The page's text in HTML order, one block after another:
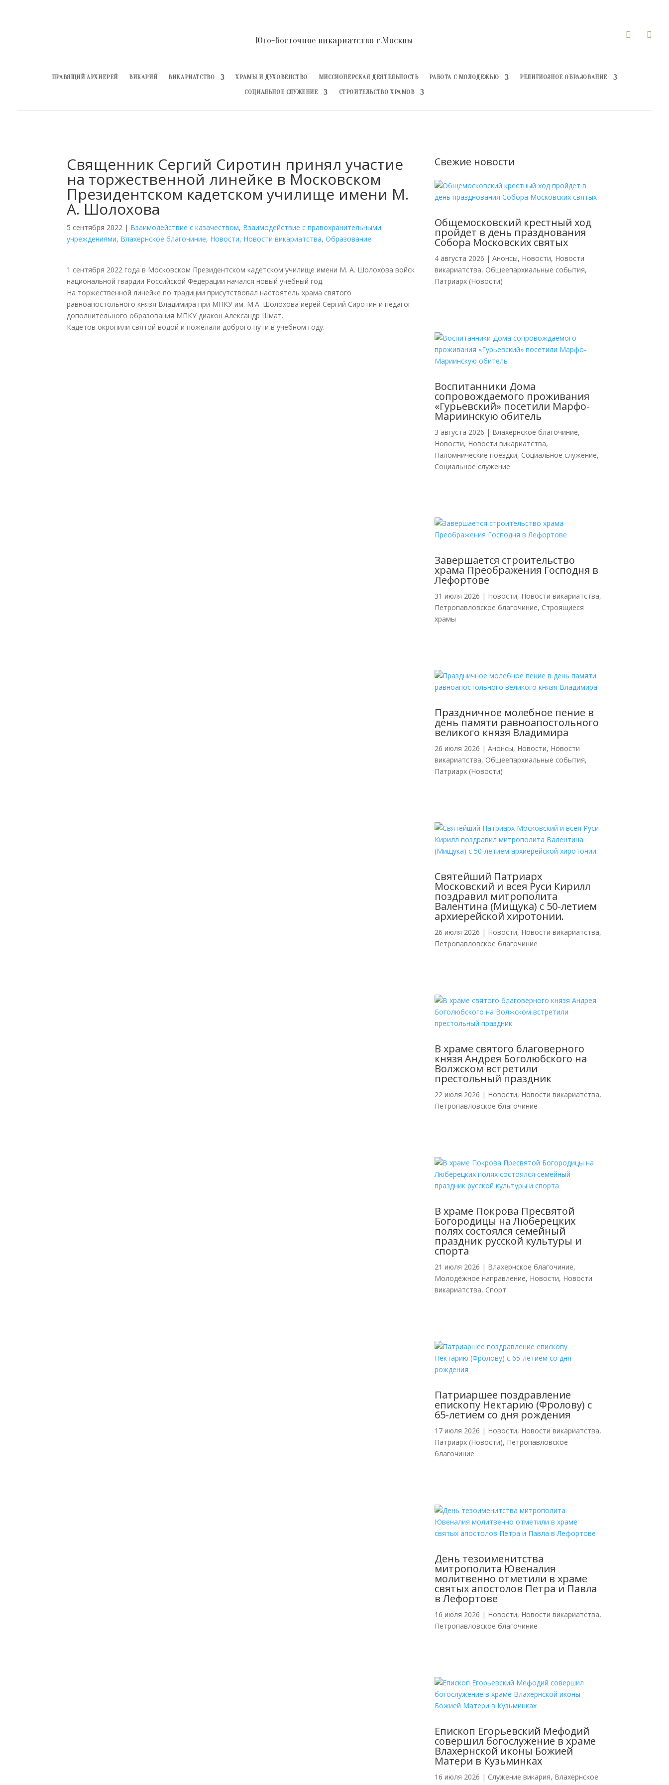
 
Юго-Восточное викариатство г.Москвы
ПРАВЯЩИЙ АРХИЕРЕЙ ВИКАРИЙ ВИКАРИАТСТВО ХРАМЫ И ДУХОВЕНСТВО МИССИОНЕРСКАЯ ДЕЯТЕЛЬНОСТЬ РАБОТА С МОЛОДЕЖЬЮ
РЕЛИГИОЗНОЕ ОБРАЗОВАНИЕ
СОЦИАЛЬНОЕ СЛУЖЕНИЕ
СТРОИТЕЛЬСТВО ХРАМОВ
Священник Сергий Сиротин принял участие
на торжественной линейке в Московском
Президентском кадетском училище имени М.
А. Шолохова
5 сентября 2022 | Взаимодействие с казачеством, Взаимодействие с правохранительными
учреждениями, Влахернское благочиние, Новости, Новости викариатства,Образование
1 сентября 2022 года в Московском Президентском кадетском училище имени М. А. Шолохова войск
национальной гвардии Российской Федерации начался новый учебный год.
На торжественной линейке по традиции присутствовал настоятель храма святого
равноапостольного князя Владимира при МПКУ им. М.А. Шолохова иерей Сергий Сиротин и педагог
дополнительного образования МПКУ диакон Александр Шмат.
Кадетов окропили святой водой и пожелали доброго пути в учебном году.
Свежие новости
Общемосковский крестный ход
пройдет в день празднования
Собора Московских святых
4 августа 2026 | Анонсы, Новости, Новости
викариатства, Общеепархиальные события,
Патриарх (Новости)
Воспитанники Дома
сопровождаемого проживания
«Гурьевский» посетили Марфо-
Мариинскую обитель
3 августа 2026 | Влахернское благочиние,
Новости, Новости викариатства,
Паломнические поездки, Социальное служение,
Социальное служение
Завершается строительство
храма Преображения Господня в
Лефортове
31 июля 2026 | Новости, Новости викариатства,
Петропавловское благочиние, Строящиеся
храмы
Праздничное молебное пение в
день памяти равноапостольного
великого князя Владимира
26 июля 2026 | Анонсы, Новости, Новости
викариатства, Общеепархиальные события,
Патриарх (Новости)
Святейший Патриарх
Московский и всея Руси Кирилл
поздравил митрополита
Валентина (Мищука) с 50-летием
архиерейской хиротонии.
26 июля 2026 | Новости, Новости викариатства,
Петропавловское благочиние
В храме святого благоверного
князя Андрея Боголюбского на
Волжском встретили
престольный праздник
22 июля 2026 | Новости, Новости викариатства,
Петропавловское благочиние
В храме Покрова Пресвятой
Богородицы на Люберецких
полях состоялся семейный
праздник русской культуры и
спорта
21 июля 2026 | Влахернское благочиние,
Молодёжное направление, Новости, Новости
викариатства, Спорт
Патриаршее поздравление
епископу Нектарию (Фролову) с
65-летием со дня рождения
17 июля 2026 | Новости, Новости викариатства,
Патриарх (Новости), Петропавловское
благочиние
День тезоименитства
митрополита Ювеналия
молитвенно отметили в храме
святых апостолов Петра и Павла
в Лефортове
16 июля 2026 | Новости, Новости викариатства,
Петропавловское благочиние
Епископ Егорьевский Мефодий
совершил богослужение в храме
Влахернской иконы Божией
Матери в Кузьминках
16 июля 2026 | Cлужение викария, Влахернское